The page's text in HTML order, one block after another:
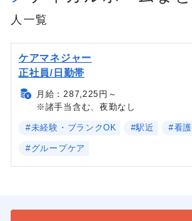
人一覧
ケアマネジャー
正社員/日勤帯
月給：287,225円～
※諸手当含む、夜勤なし
#未経験・ブランクOK #駅近 #看
#グループケア